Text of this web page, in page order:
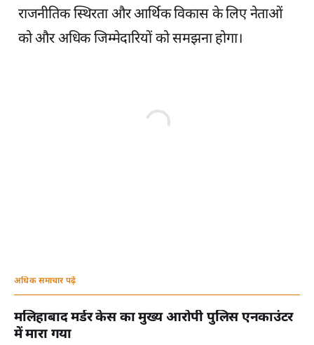
राजनीतिक स्थिरता और आर्थिक विकास के लिए नेताओं
को और अधिक जिम्मेदारियों को समझना होगा।
अधिक समाचार पढ़ें
मलिहाबाद मर्डर केस का मुख्य आरोपी पुलिस एनकाउंटर
में मारा गया